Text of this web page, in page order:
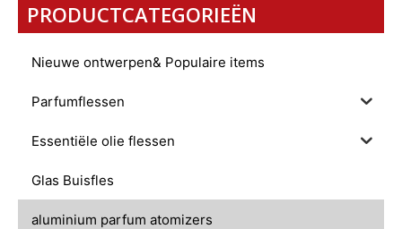
PRODUCTCATEGORIEËN
Nieuwe ontwerpen& Populaire items
Parfumflessen
Essentiële olie flessen
Glas Buisfles
aluminium parfum atomizers